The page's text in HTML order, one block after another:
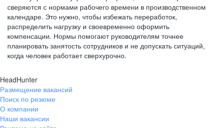
сверяются с нормами рабочего времени в производственном
календаре. Это нужно, чтобы избежать переработок,
распределить нагрузку и своевременно оформить
компенсации. Нормы помогают руководителям точнее
планировать занятость сотрудников и не допускать ситуаций,
когда человек работает сверхурочно.
HeadHunter
Размещение вакансий
Поиск по резюме
О компании
Наши вакансии